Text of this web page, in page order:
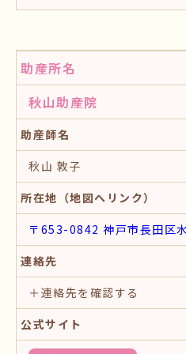
助産所名
秋山助産院
助産師名
秋山 敦子
所在地（地図へリンク）
〒653-0842 神戸市長田区
連絡先
＋連絡先を確認する
公式サイト